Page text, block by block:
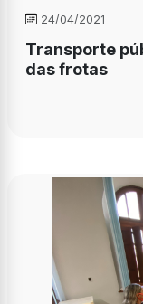
24/04/2021
Transporte
das frotas